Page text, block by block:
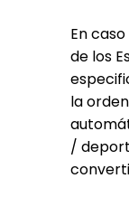
En
de los
la
/